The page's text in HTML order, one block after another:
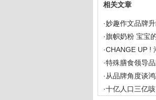
相关文章
·妙趣作文品牌
·旗帜奶粉 宝宝
·CHANGE UP !
·特殊膳食领导
· 从品牌角度谈
·十亿人口三亿